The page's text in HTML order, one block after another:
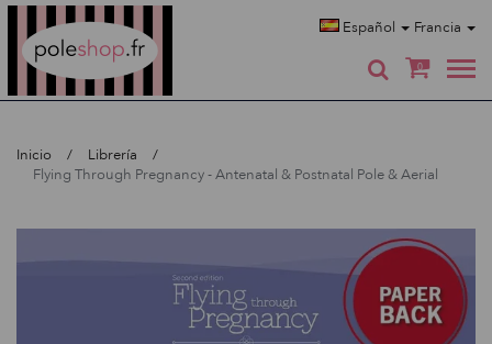
Español Francia
0
Inicio
Librería
Flying Through Pregnancy - Antenatal & Postnatal Pole & Aerial